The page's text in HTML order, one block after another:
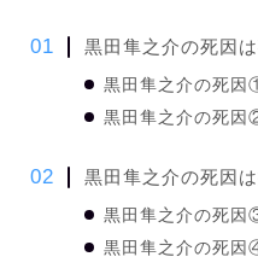
黒田隼之介の死因
黒田隼之介の死因
黒田隼之介の死因
黒田隼之介の死因
黒田隼之介の死因
黒田隼之介の死因